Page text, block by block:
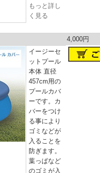
もっと詳し
く見る
4,000円
イージーセ
ットプール
本体 直径
457cm用の
プールカバ
ーです。カ
バーをつけ
る事により
ゴミなどが
入ることを
防ぎます。
葉っぱなど
のゴミが入